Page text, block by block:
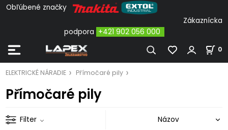
Obľúbené značky
Zákaznícka
podpora +421 902 056 000
0
ELEKTRICKÉ NÁRADIE Přímočaré pily
Přímočaré pily
Filter